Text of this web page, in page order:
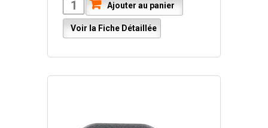
Ajouter au panier
Voir la Fiche Détaillée